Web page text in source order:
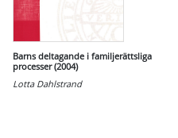
Barns deltagande i familjerättsliga
processer (2004)
Lotta Dahlstrand